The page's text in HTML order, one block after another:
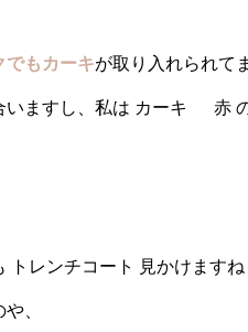
でもカーキが取り入れられて
いますし、私は カーキ 赤
トレンチコート 見かけますね
、